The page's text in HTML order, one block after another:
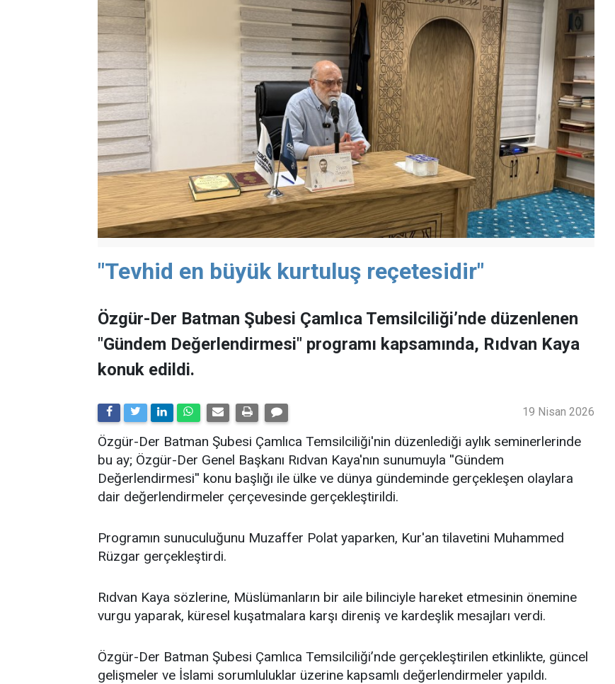
"Tevhid en büyük kurtuluş reçetesidir"
Özgür-Der Batman Şubesi Çamlıca Temsilciliği’nde düzenlenen
"Gündem Değerlendirmesi" programı kapsamında, Rıdvan Kaya
konuk edildi.
19 Nisan 2026
​Özgür-Der Batman Şubesi Çamlıca Temsilciliği'nin düzenlediği aylık seminerlerinde
bu ay; Özgür-Der Genel Başkanı Rıdvan Kaya'nın sunumuyla ''Gündem
Değerlendirmesi'' konu başlığı ile ülke ve dünya gündeminde gerçekleşen olaylara
dair değerlendirmeler çerçevesinde gerçekleştirildi.
Programın sunuculuğunu Muzaffer Polat yaparken, Kur'an tilavetini Muhammed
Rüzgar gerçekleştirdi.
Rıdvan Kaya sözlerine, Müslümanların bir aile bilinciyle hareket etmesinin önemine
vurgu yaparak, küresel kuşatmalara karşı direniş ve kardeşlik mesajları verdi.
Özgür-Der Batman Şubesi Çamlıca Temsilciliği’nde gerçekleştirilen etkinlikte, güncel
gelişmeler ve İslami sorumluluklar üzerine kapsamlı değerlendirmeler yapıldı.